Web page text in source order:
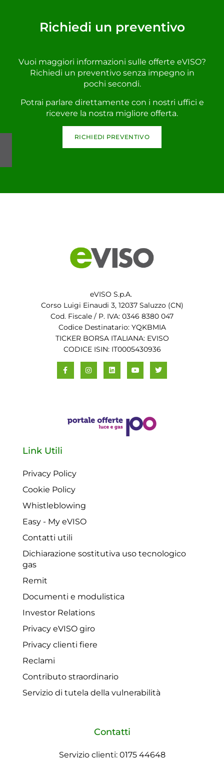
Richiedi un preventivo
Vuoi maggiori informazioni sulle offerte eVISO?
Richiedi un preventivo senza impegno in
pochi secondi.
Potrai parlare direttamente con i nostri uffici e
ricevere la nostra migliore offerta.
RICHIEDI PREVENTIVO
eVISO S.p.A.
Corso Luigi Einaudi 3, 12037 Saluzzo (CN)
Cod. Fiscale / P. IVA: 0346 8380 047
Codice Destinatario: YQKBMIA
TICKER BORSA ITALIANA: EVISO
CODICE ISIN: IT0005430936
Link Utili
Privacy Policy
Cookie Policy
Whistleblowing
Easy - My eVISO
Contatti utili
Dichiarazione sostitutiva uso tecnologico
gas
Remit
Documenti e modulistica
Investor Relations
Privacy eVISO giro
Privacy clienti fiere
Reclami
Contributo straordinario
Servizio di tutela della vulnerabilità
Contatti
Servizio clienti: 0175 44648